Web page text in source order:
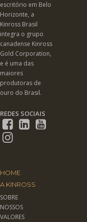
escritório em Belo
Horizonte, a
Kinross Brasil
integra o grupo
canadense Kinross
Gold Corporation,
e é uma das
maiores
produtoras de
ouro do Brasil.
REDES SOCIAIS
HOME
A KINROSS
SOBRE
NOSSOS
VALORES